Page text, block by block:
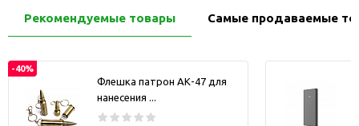
Рекомендуемые товары Самые продаваемые
-40%
Флешка патрон АК-47 для
нанесения ...